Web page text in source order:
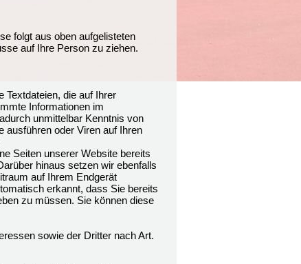
folgt aus oben aufgelisteten
auf Ihre Person zu ziehen.
die auf Ihrer
Informationen im
unmittelbar Kenntnis von
ausführen oder Viren auf Ihren
Seiten unserer Website bereits
hinaus setzen wir ebenfalls
auf Ihrem Endgerät
erkannt, dass Sie bereits
zu müssen. Sie können diese
sowie der Dritter nach Art.